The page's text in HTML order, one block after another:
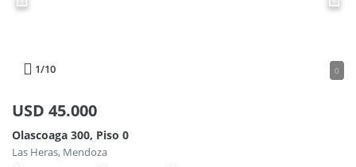
1/10 0
USD 45.000
Olascoaga 300, Piso 0
Las Heras, Mendoza